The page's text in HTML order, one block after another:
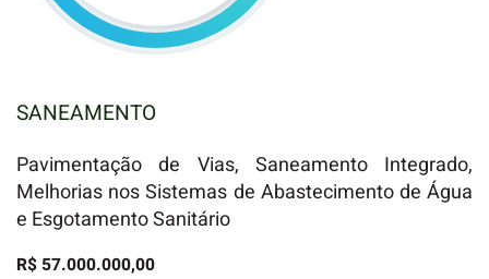
SANEAMENTO
Pavimentação de Vias, Saneamento Integrado,
Melhorias nos Sistemas de Abastecimento de Água
e Esgotamento Sanitário
R$ 57.000.000,00